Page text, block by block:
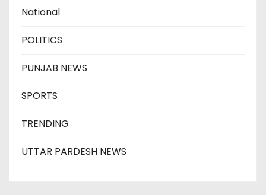
National
POLITICS
PUNJAB NEWS
SPORTS
TRENDING
UTTAR PARDESH NEWS